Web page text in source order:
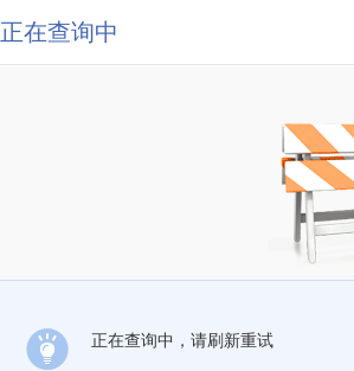
正在查询中
正在查询中，请刷新重试